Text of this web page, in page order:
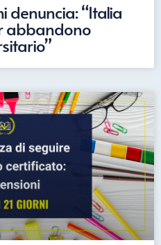
denuncia: “Italia
abbandono